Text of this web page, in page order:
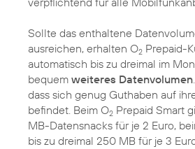
Sollte das enthaltene
ausreichen, erhalten O2 Prepaid-
automatisch bis zu dreimal im
bequem weiteres Datenvolumen
dass sich genug Guthaben auf
befindet. Beim O2 Prepaid Smart
MB-Datensnacks für je 2 Euro,
bis zu dreimal 250 MB für je 3